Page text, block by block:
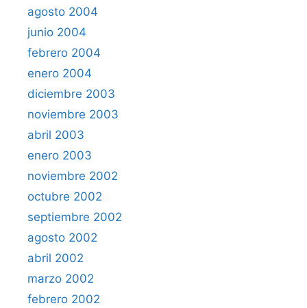
agosto 2004
junio 2004
febrero 2004
enero 2004
diciembre 2003
noviembre 2003
abril 2003
enero 2003
noviembre 2002
octubre 2002
septiembre 2002
agosto 2002
abril 2002
marzo 2002
febrero 2002